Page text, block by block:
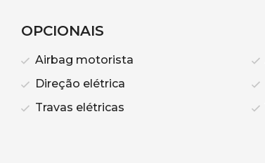
OPCIONAIS
Airbag motorista
Direção elétrica
Travas elétricas